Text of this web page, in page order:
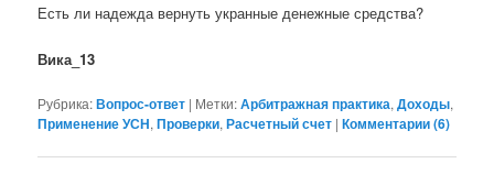
Есть ли надежда вернуть укранные денежные средства?
Вика_13
Рубрика:Вопрос-ответ | Метки:Арбитражная практика,Доходы,
Применение УСН,Проверки,Расчетный счет |Комментарии (6)